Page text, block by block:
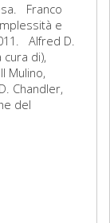
Franco
e
Alfred D.
cura di),
Mulino,
Chandler,
del